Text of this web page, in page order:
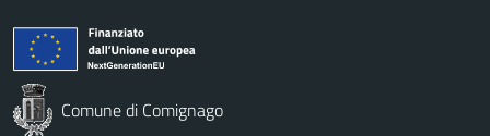
Comune di Comignago